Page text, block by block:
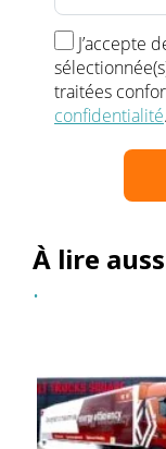
J’accepte
traitées
confidentialité.
À lire